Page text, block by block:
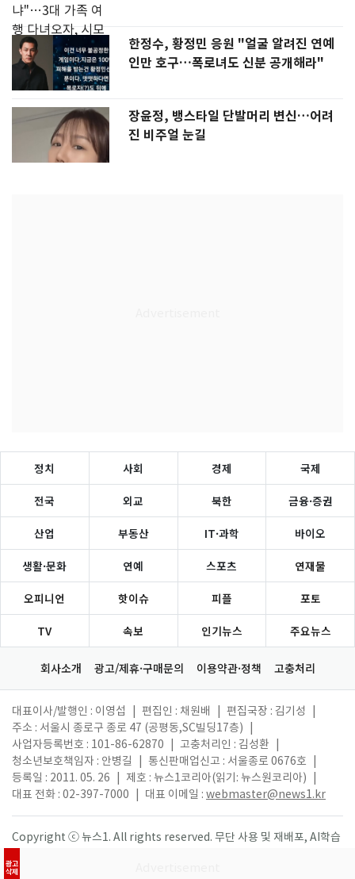
한정수, 황정민 응원 "얼굴 알려진 연예
인만 호구…폭로녀도 신분 공개해라"
장윤정, 뱅스타일 단발머리 변신…어려
진 비주얼 눈길
광고
삭제
정치 사회 경제 국제
전국 외교 북한 금융·증권
산업 부동산 IT·과학 바이오
생활·문화 연예 스포츠 연재물
오피니언 핫이슈 피플 포토
TV 속보 인기뉴스 주요뉴스
회사소개 광고/제휴·구매문의 이용약관·정책 고충처리
대표이사/발행인 : 이영섭 편집인 : 채원배 편집국장 : 김기성
주소 : 서울시 종로구 종로 47 (공평동,SC빌딩17층)
사업자등록번호 : 101-86-62870
고충처리인 : 김성환
청소년보호책임자 : 안병길
통신판매업신고 : 서울종로 0676호
등록일 : 2011. 05. 26
제호 : 뉴스1코리아(읽기: 뉴스원코리아)
대표 전화 : 02-397-7000
대표 이메일 : webmaster@news1.kr
Copyright ⓒ 뉴스1. All rights reserved. 무단 사용 및 재배포, AI학습